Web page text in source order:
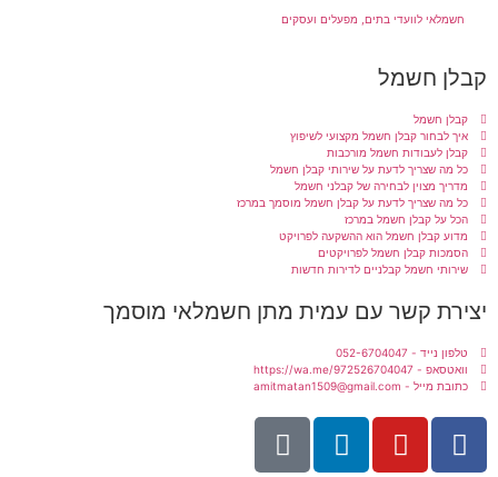
חשמלאי לוועדי בתים, מפעלים ועסקים
קבלן חשמל
קבלן חשמל
איך לבחור קבלן חשמל מקצועי לשיפוץ
קבלן לעבודות חשמל מורכבות
כל מה שצריך לדעת על שירותי קבלן חשמל
מדריך מצוין לבחירה של קבלני חשמל
כל מה שצריך לדעת על קבלן חשמל מוסמך במרכז
הכל על קבלן חשמל במרכז
מדוע קבלן חשמל הוא ההשקעה לפרויקט
הסמכות קבלן חשמל לפרויקטים
שירותי חשמל קבלניים לדירות חדשות
יצירת קשר עם עמית מתן חשמלאי מוסמך
טלפון נייד - 052-6704047
וואטסאפ - https://wa.me/972526704047
כתובת מייל - amitmatan1509@gmail.com